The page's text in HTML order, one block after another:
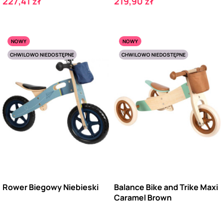
NOWY
CHWILOWO NIEDOSTĘPNE
Rower Biegowy Niebieski
NOWY
CHWILOWO NIEDOSTĘPNE
Balance Bike and Trike Maxi
Caramel Brown